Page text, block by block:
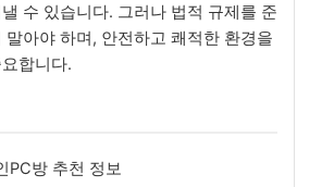
수 있습니다. 그러나 법적 규제를 준
말아야 하며, 안전하고 쾌적한 환경을
합니다.
PC방 추천 정보